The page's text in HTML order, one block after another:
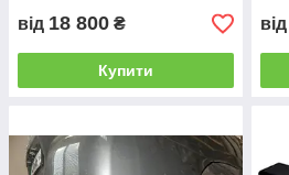
від 18 800 ₴
Купити
від